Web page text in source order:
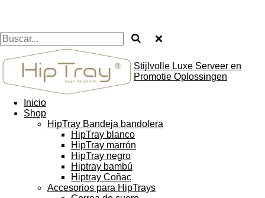
Stijlvolle Luxe Serveer en
Promotie Oplossingen
Inicio
Shop
HipTray Bandeja bandolera
HipTray blanco
HipTray marrón
HipTray negro
Hiptray bambú
Hiptray Coñac
Accesorios para HipTrays